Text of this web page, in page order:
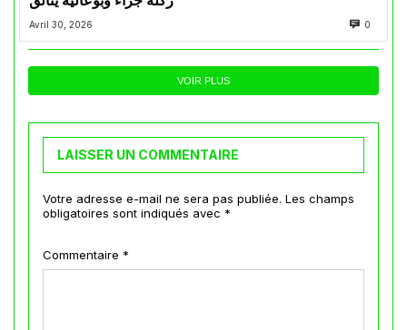
Avril 30, 2026 0
VOIR PLUS
LAISSER UN COMMENTAIRE
Votre adresse e-mail ne sera pas publiée. Les champs
obligatoires sont indiqués avec *
Commentaire *